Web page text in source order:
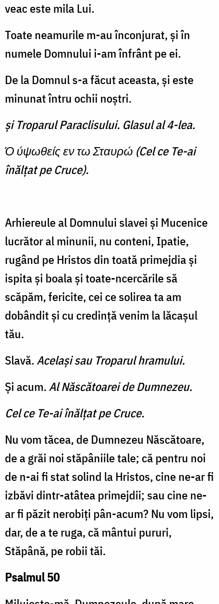
veac este mila Lui.
Toate neamurile m-au înconjurat, şi în
numele Domnului i-am înfrânt pe ei.
De la Domnul s-a făcut aceasta, şi este
minunat întru ochii noştri.
şi Troparul Paraclisului. Glasul al 4-lea.
Ό ύψωθείς εν τω Σταυρώ (Cel ce Te-ai
înălţat pe Cruce).
Arhiereule al Domnului slavei şi Mucenice
lucrător al minunii, nu conteni, Ipatie,
rugând pe Hristos din toată primejdia şi
ispita şi boala şi toate-ncercările să
scăpăm, fericite, cei ce solirea ta am
dobândit şi cu credinţă venim la lăcaşul
tău.
Slavă.Acelaşi sau Troparul hramului.
Şi acum.Al Născătoarei de Dumnezeu.
Cel ce Te-ai înălţat pe Cruce.
Nu vom tăcea, de Dumnezeu Născătoare,
de a grăi noi stăpâniile tale; că pentru noi
de n-ai fi stat solind la Hristos, cine ne-ar fi
izbăvi dintr-atâtea primejdii; sau cine ne-
ar fi păzit nerobiţi pân-acum? Nu vom lipsi,
dar, de a te ruga, că mântui pururi,
Stăpână, pe robii tăi.
Psalmul 50